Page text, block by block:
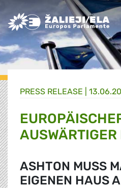
Greens/EFA Home
PRESS RELEASE |
ASHTON MUSS
EIGENEN HAUS